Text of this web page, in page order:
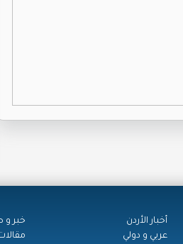
أخبار الأردن
عربي و دولي
خبر و